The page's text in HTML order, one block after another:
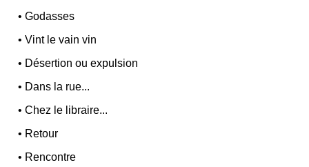
•Godasses
•Vint le vain vin
• Désertion ou expulsion
• Dans la rue...
•Chez le libraire...
• Retour
• Rencontre